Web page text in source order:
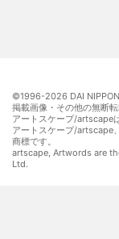
©1996-2026 DAI
掲載画像・その他の無断転
アートスケープ/artscape
アートスケープ/artscape
商標です。
artscape, Artwords are
Ltd.